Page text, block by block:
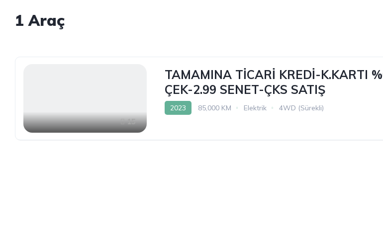
1 Araç
15
TAMAMINA TİCARİ KREDİ-K.KARTI
ÇEK-2.99 SENET-ÇKS SATIŞ
2023 85,000 KM Elektrik 4WD (Sürekli)